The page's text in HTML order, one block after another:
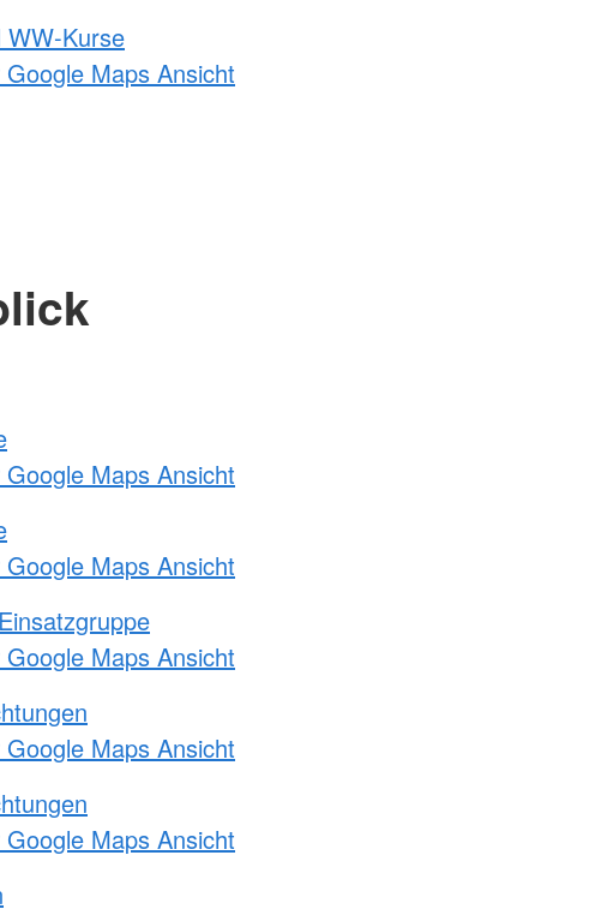
WW-Kurse
Maps Ansicht
Maps Ansicht
Maps Ansicht
Maps Ansicht
Maps Ansicht
Maps Ansicht